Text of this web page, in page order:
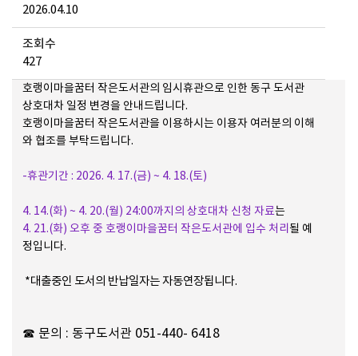
2026.04.10
조회수
427
호랭이마을꿈터 작은도서관의 임시휴관으로 인한 동구 도서관
상호대차 일정 변경을 안내드립니다.
호랭이마을꿈터 작은도서관을 이용하시는 이용자 여러분의 이해
와 협조를 부탁드립니다.
-휴관기간 : 2026. 4. 17.(금) ~ 4. 18.(토)
4. 14.(화) ~ 4. 20.(월) 24:00까지의 상호대차 신청 자료는
4. 21.(화) 오후 중 호랭이마을꿈터 작은도서관에 입수 처리 될 예
정입니다.
*대출중인 도서의 반납일자는 자동연장됩니다.
☎ 문의 : 동구도서관 051-440- 6418